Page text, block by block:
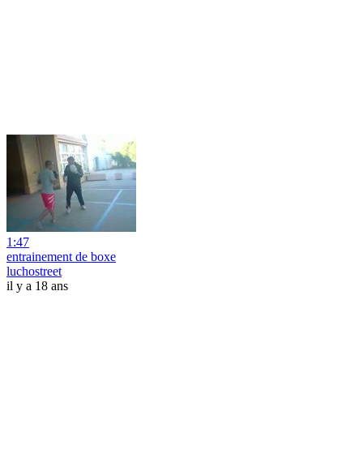
1:47
entrainement de boxe
luchostreet
il y a 18 ans